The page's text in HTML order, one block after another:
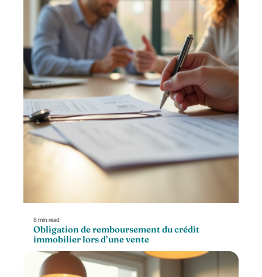
8 min read
Obligation de remboursement du crédit
immobilier lors d’une vente